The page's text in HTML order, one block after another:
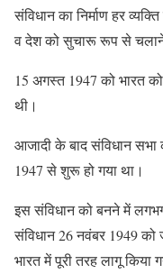
संविधान का निर्माण हर
व देश को सुचारू रूप से चलाने
15 अगस्त 1947 को भारत
थी।
आजादी के बाद संविधान सभा
1947 से शुरू हो गया था।
इस संविधान को बनने में
संविधान 26 नवंबर 1949
भारत में पूरी तरह लागू किया